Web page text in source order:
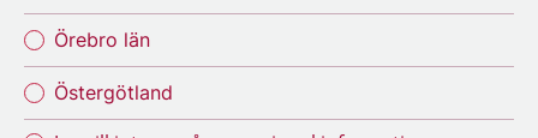
Örebro län
Östergötland